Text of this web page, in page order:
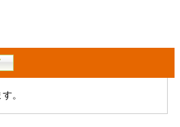
。